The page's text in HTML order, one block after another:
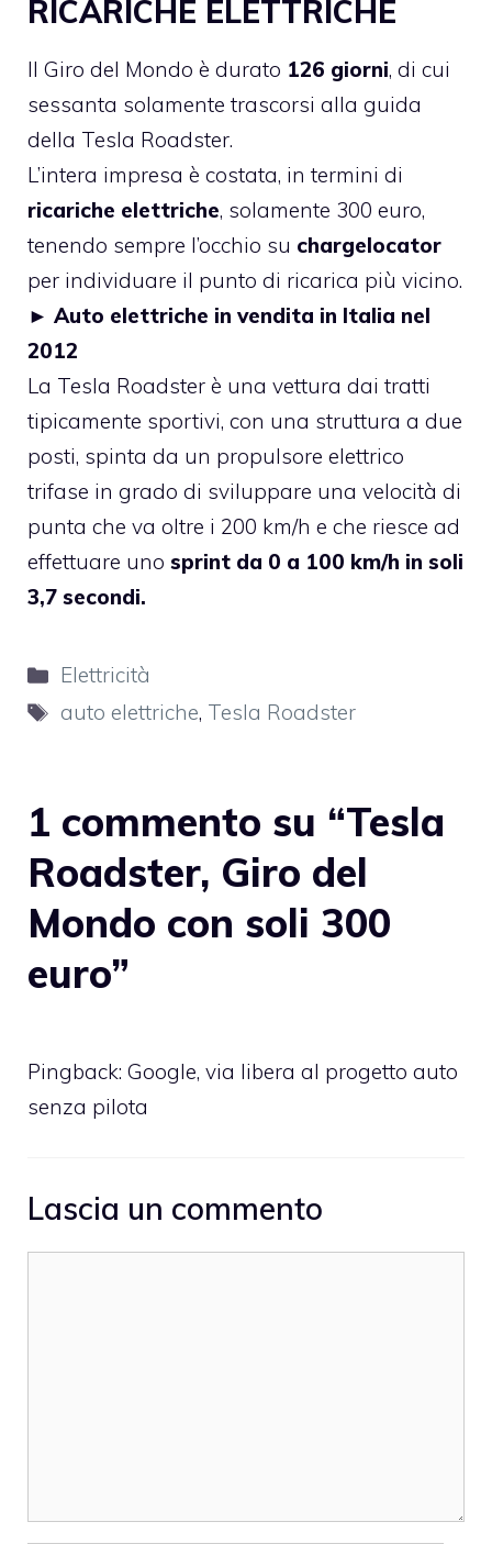
RICARICHE ELETTRICHE
Il Giro del Mondo è durato 126 giorni, di cui
sessanta solamente trascorsi alla guida
della Tesla Roadster.
L’intera impresa è costata, in termini di
ricariche elettriche, solamente 300 euro,
tenendo sempre l’occhio su chargelocator
per individuare il punto di ricarica più vicino.
► Auto elettriche in vendita in Italia nel
2012
La Tesla Roadster è una vettura dai tratti
tipicamente sportivi, con una struttura a due
posti, spinta da un propulsore elettrico
trifase in grado di sviluppare una velocità di
punta che va oltre i 200 km/h e che riesce ad
effettuare uno sprint da 0 a 100 km/h in soli
3,7 secondi.
Categorie
Elettricità
Tag
auto elettriche, Tesla Roadster
1 commento su “Tesla
Roadster, Giro del
Mondo con soli 300
euro”
Pingback: Google, via libera al progetto auto
senza pilota
Lascia un commento